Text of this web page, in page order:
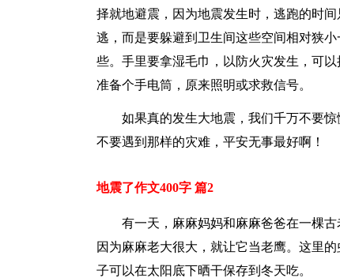
择就地避震，因为地震发生时，逃跑的时
逃，而是要躲避到卫生间这些空间相对狭
些。手里要拿湿毛巾，以防火灾发生，可
准备个手电筒，原来照明或求救信号。
如果真的发生大地震，我们千万不要
不要遇到那样的灾难，平安无事最好啊！
地震了作文400字 篇2
有一天，麻麻妈妈和麻麻爸爸在一棵
因为麻麻老大很大，就让它当老鹰。这里
子可以在太阳底下晒干保存到冬天吃。